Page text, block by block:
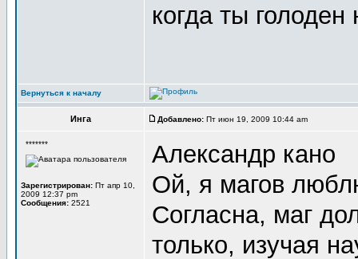
когда ты
Вернуться к началу
Инга Добавлено: Пт июн 19, 2009 10:44 am
*******
Зарегистрирован: Пт апр 10,
2009 12:37 pm
Сообщения: 2521
Александр кано
Ой, я магов
Согласна, маг
только, изучая